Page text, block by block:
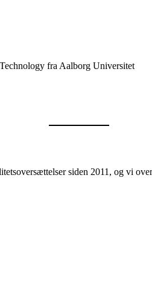
fra Aalborg Universitet
siden 2011, og vi